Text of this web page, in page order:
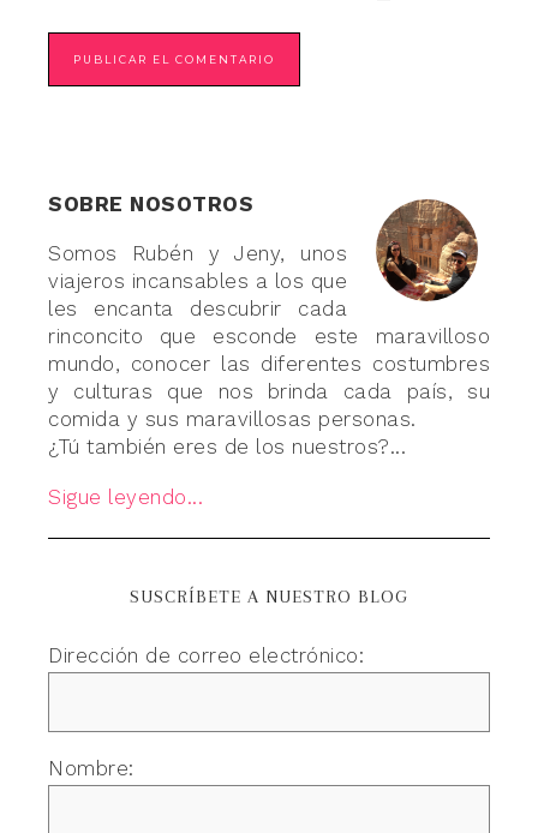
SOBRE NOSOTROS
Somos Rubén y Jeny, unos
viajeros incansables a los que
les encanta descubrir cada
rinconcito que esconde este maravilloso
mundo, conocer las diferentes costumbres
y culturas que nos brinda cada país, su
comida y sus maravillosas personas.
¿Tú también eres de los nuestros?...
Sigue leyendo...
SUSCRÍBETE A NUESTRO BLOG
Dirección de correo electrónico:
Nombre: